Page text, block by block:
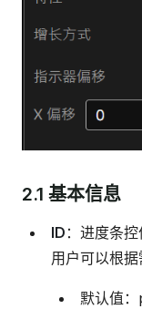
2.1 基本信息
ID ：进度条
用户可以根
默认值